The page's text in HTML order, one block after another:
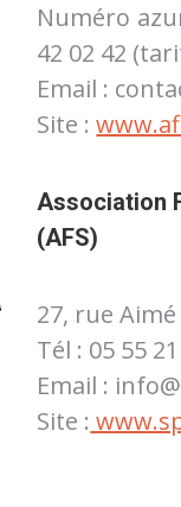
Numéro
42 02 42
Email :
Site :
Association
(AFS)
27, rue
Tél : 05 55
Email :
Site :